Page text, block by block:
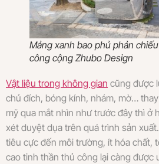
Mảng xanh bao phủ phản
công cộng Zhubo Design
Vật liệu trong không gian cũng được
chủ đích, bóng kính, nhám, mờ…
mỹ qua mắt nhìn như trước đây thì ở
xét duyệt dụa trên quá trình sản
tiêu cực đến môi trường, ít hóa chất,
cao tinh thần thủ công lại càng được